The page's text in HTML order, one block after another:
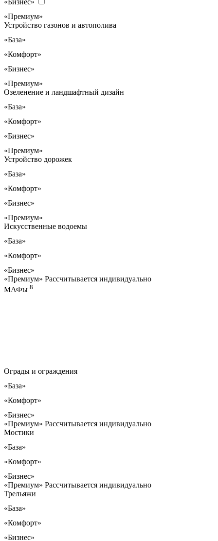
«Премиум»
Устройство газонов и автополива
«База»
«Комфорт»
«Бизнес»
«Премиум»
Озеленение и ландшафтный дизайн
«База»
«Комфорт»
«Бизнес»
«Премиум»
Устройство дорожек
«База»
«Комфорт»
«Бизнес»
«Премиум»
Искусственные водоемы
«База»
«Комфорт»
«Бизнес»
«Премиум» Рассчитывается индивидуально
МАФы 8
Ограды и ограждения
«База»
«Комфорт»
«Бизнес»
«Премиум» Рассчитывается индивидуально
Мостики
«База»
«Комфорт»
«Бизнес»
«Премиум» Рассчитывается индивидуально
Трельяжи
«База»
«Комфорт»
«Бизнес»